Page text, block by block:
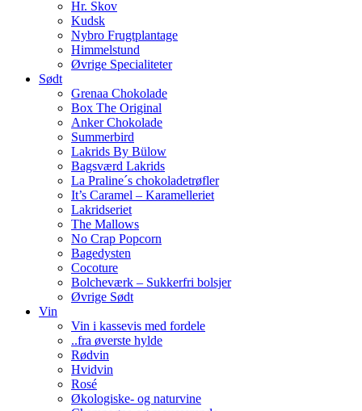
Hr. Skov
Kudsk
Nybro Frugtplantage
Himmelstund
Øvrige Specialiteter
Sødt
Grenaa Chokolade
Box The Original
Anker Chokolade
Summerbird
Lakrids By Bülow
Bagsværd Lakrids
La Praline´s chokoladetrøfler
It’s Caramel – Karamelleriet
Lakridseriet
The Mallows
No Crap Popcorn
Bagedysten
Cocoture
Bolcheværk – Sukkerfri bolsjer
Øvrige Sødt
Vin
Vin i kassevis med fordele
..fra øverste hylde
Rødvin
Hvidvin
Rosé
Økologiske- og naturvine